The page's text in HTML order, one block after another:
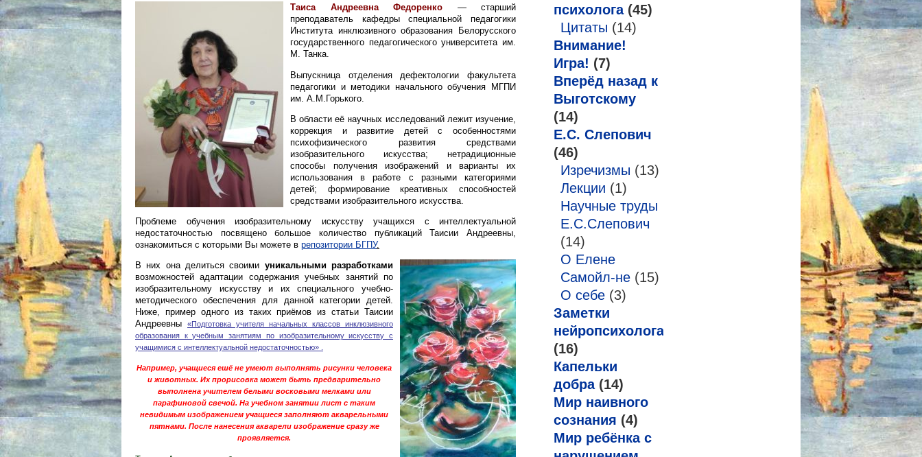
Таиса Андреевна Федоренко — старший
преподаватель кафедры специальной педагогики
Института инклюзивного образования Белорусского
государственного педагогического университета им.
М. Танка.
Выпускница отделения дефектологии факультета
педагогики и методики начального обучения МГПИ
им. А.М.Горького.
В области её научных исследований лежит изучение,
коррекция и развитие детей с особенностями
психофизического развития средствами
изобразительного искусства; нетрадиционные
способы получения изображений и варианты их
использования в работе с разными категориями
детей; формирование креативных способностей
средствами изобразительного искусства.
Проблеме обучения изобразительному искусству учащихся с интеллектуальной
недостаточностью посвящено большое количество публикаций Таисии Андреевны,
ознакомиться с которыми Вы можете в репозитории БГПУ.
В них она делиться своими уникальными разработками
возможностей адаптации содержанияучебных занятий по
изобразительному искусству и их специального учебно-
методического обеспечения для данной категории детей.
Ниже, пример одного из таких приёмов из статьи Таисии
Андреевны
«Подготовка учителя начальных классов инклюзивного
образования к учебным занятиям по изобразительному искусству с
учащимися с интеллектуальной недостаточностью» .
Например, учащиеся ешё не умеют выполнять рисунки человека
и животных. Их прорисовка может быть предварительно
выполнена учителем белыми восковыми мелками или
парафиновой свечой. На учебном занятии лист с таким
невидимым изображением учащиеся заполняют акварельными
пятнами. После нанесения акварели изображение сразу же
проявляется.
психолога(45)
Цитаты (14)
Внимание!
Игра! (7)
Вперёд назад к
Выготскому
(14)
Е.С. Слепович
(46)
Изречизмы (13)
Лекции (1)
Научные труды
Е.С.Слепович
(14)
О Елене
Самойл-не (15)
О себе (3)
Заметки
нейропсихолога
(16)
Капельки
добра(14)
Мир наивного
сознания (4)
Мир ребёнка с